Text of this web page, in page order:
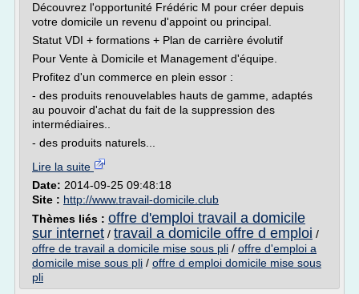
Découvrez l'opportunité Frédéric M pour créer depuis
votre domicile un revenu d'appoint ou principal.
Statut VDI + formations + Plan de carrière évolutif
Pour Vente à Domicile et Management d'équipe.
Profitez d'un commerce en plein essor :
- des produits renouvelables hauts de gamme, adaptés
au pouvoir d'achat du fait de la suppression des
intermédiaires..
- des produits naturels...
Lire la suite
Date: 2014-09-25 09:48:18
Site : http://www.travail-domicile.club
Thèmes liés : offre d'emploi travail a domicile
sur internet / travail a domicile offre d emploi /
offre de travail a domicile mise sous pli / offre d'emploi a
domicile mise sous pli / offre d emploi domicile mise sous
pli